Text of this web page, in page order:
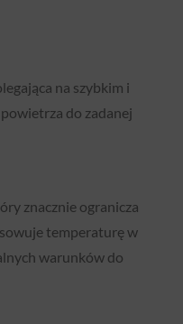
na szybkim i
do zadanej
znacznie ogranicza
temperaturę w
warunków do